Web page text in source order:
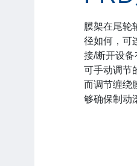
膜架在尾轮
径如何， 可
接/断开设备
可手动调节
而调节缠绕
够确保制动